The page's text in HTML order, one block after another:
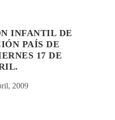
INFANTIL DE
PAÍS DE
17 DE
2009